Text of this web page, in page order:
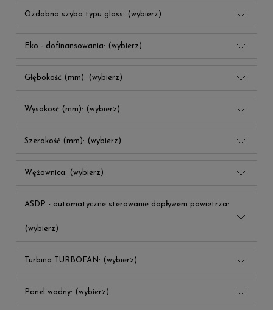
Ozdobna szyba typu glass: (wybierz)
Eko - dofinansowania: (wybierz)
Głębokość (mm): (wybierz)
Wysokość (mm): (wybierz)
Szerokość (mm): (wybierz)
Wężownica: (wybierz)
ASDP - automatyczne sterowanie dopływem powietrza:
(wybierz)
Turbina TURBOFAN: (wybierz)
Panel wodny: (wybierz)